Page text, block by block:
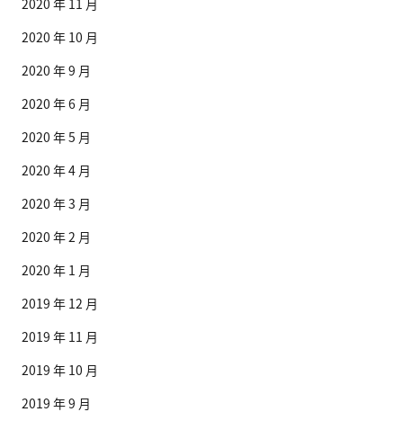
2020 年 11 月
2020 年 10 月
2020 年 9 月
2020 年 6 月
2020 年 5 月
2020 年 4 月
2020 年 3 月
2020 年 2 月
2020 年 1 月
2019 年 12 月
2019 年 11 月
2019 年 10 月
2019 年 9 月